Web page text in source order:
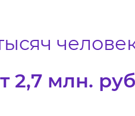
2,7 млн.